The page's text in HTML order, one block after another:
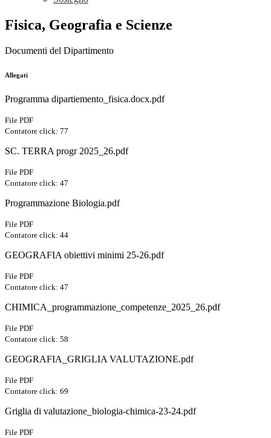
Fisica, Geografia e Scienze
Documenti del Dipartimento
Allegati
Programma dipartiemento_fisica.docx.pdf
File PDF
Contatore click: 77
SC. TERRA progr 2025_26.pdf
File PDF
Contatore click: 47
Programmazione Biologia.pdf
File PDF
Contatore click: 44
GEOGRAFIA obiettivi minimi 25-26.pdf
File PDF
Contatore click: 47
CHIMICA_programmazione_competenze_2025_26.pdf
File PDF
Contatore click: 58
GEOGRAFIA_GRIGLIA VALUTAZIONE.pdf
File PDF
Contatore click: 69
Griglia di valutazione_biologia-chimica-23-24.pdf
File PDF